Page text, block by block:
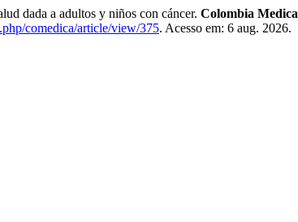
dada a adultos y niños con cáncer. Colombia Medica
comedica/article/view/375. Acesso em: 6 aug. 2026.